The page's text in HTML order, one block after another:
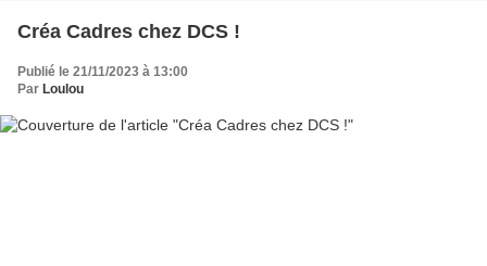
Créa Cadres chez DCS !
Publié le 21/11/2023 à 13:00
Par Loulou